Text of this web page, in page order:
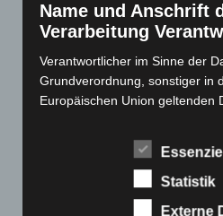
September 2021(180)
August 2021(154)
Juli 2021(213)
Juni 2021(198)
Name und Anschrift
Verarbeitung
Verantwortlicher im Sinne der
Grundverordnung, sonstiger in
Europäischen Union geltenden
Carl-Marcus Müller
Statistik
Externe